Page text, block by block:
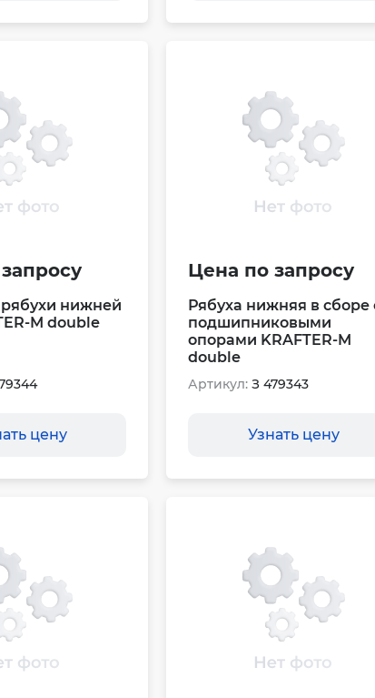
нижней
M double
цену
Цена по запросу
Рябуха нижняя в сборе
подшипниковыми
опорами KRAFTER-M
double
Артикул: З 479343
Узнать цену